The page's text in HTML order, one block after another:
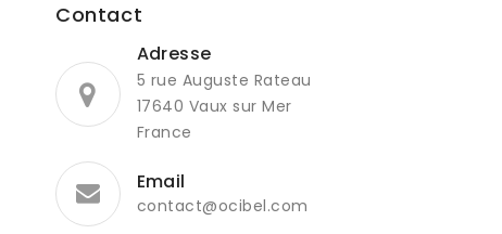
Contact
Adresse
5 rue Auguste Rateau
17640 Vaux sur Mer
France
Email
contact@ocibel.com